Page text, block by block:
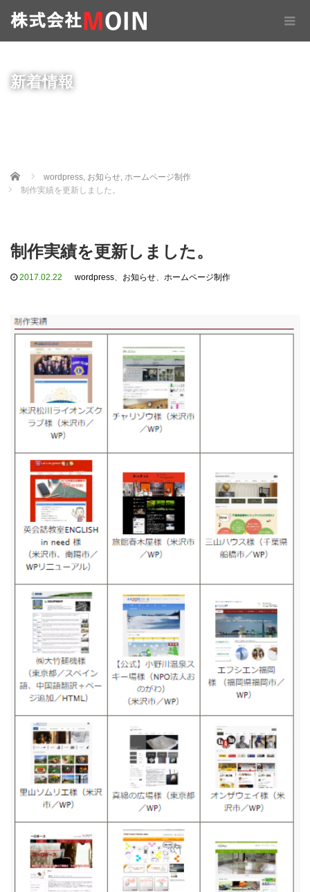
新着情報
Home wordpress, お知らせ, ホームページ制作
制作実績を更新しました。
制作実績を更新しました。
2017.02.22 wordpress、 お知らせ、 ホームページ制作